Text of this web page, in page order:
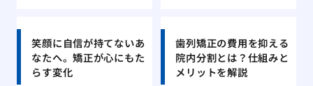
笑顔に自信が持てないあ
なたへ。矯正が心にもた
らす変化
歯列矯正の費用を抑える
院内分割とは？仕組みと
メリットを解説